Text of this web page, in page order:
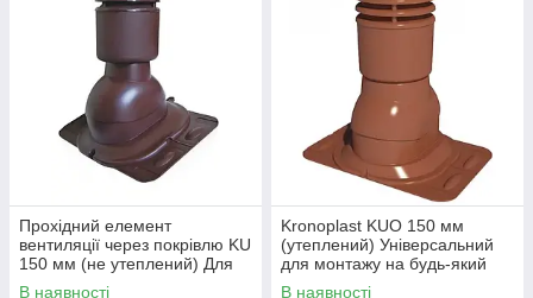
Прохідний елемент
вентиляції через покрівлю KU
150 мм (не утеплений) Для
монтажу на будь-який тип
В наявності
Kronoplast KUO 150 мм
(утеплений) Універсальний
для монтажу на будь-який
тип покриття
В наявності